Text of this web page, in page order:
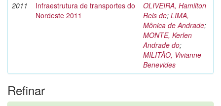
2011
Infraestrutura de transportes do
Nordeste 2011
OLIVEIRA, Hamilton
Reis de; LIMA,
Mônica de Andrade;
MONTE, Kerlen
Andrade do;
MILITÃO, Vivianne
Benevides
Refinar